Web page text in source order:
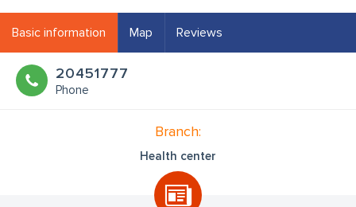
Basic information Map Reviews
20451777
Phone
Branch:
Health center